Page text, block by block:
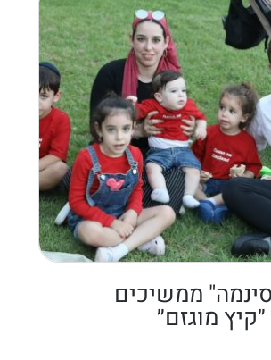
ממשיכים
מוגזם״